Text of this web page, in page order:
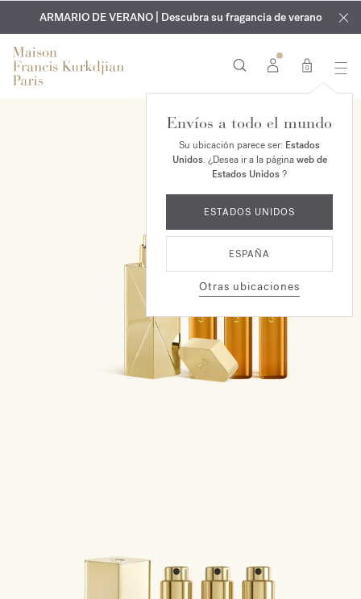
EXCLUSIVO | Descubra la nueva fragancia OUD
velvet mood
en su pedido*
GRABADO GRATUITO | En todas las fragancias y aceites
corporales hasta el 9 de agosto
ARMARIO DE VERANO | Descubra su fragancia de verano
0
Envíos a todo el mundo
Su ubicación parece ser: Estados
Unidos. ¿Desea ir a la páginaweb de
Estados Unidos?
ESTADOS UNIDOS
ESPAÑA
Otras ubicaciones
EXCLUSIVO EN LÍNEA